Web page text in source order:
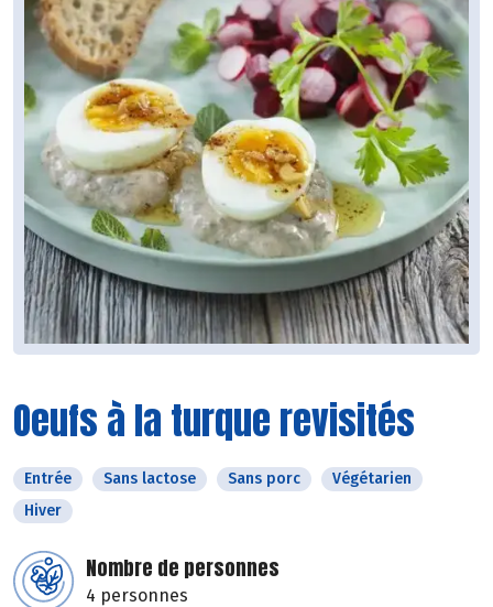
Oeufs à la turque revisités
Entrée Sans lactose Sans porc
Végétarien
Hiver
Nombre de personnes
4 personnes